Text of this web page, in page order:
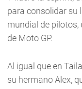
para consolidar su
mundial de
de Moto GP.
Al igual que en
su hermano Alex,